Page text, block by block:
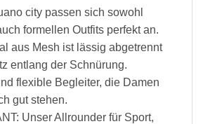
city passen sich sowohl
formellen Outfits perfekt an.
aus Mesh ist lässig abgetrennt
entlang der Schnürung.
flexible Begleiter, die Damen
gut stehen.
Unser Allrounder für Sport,